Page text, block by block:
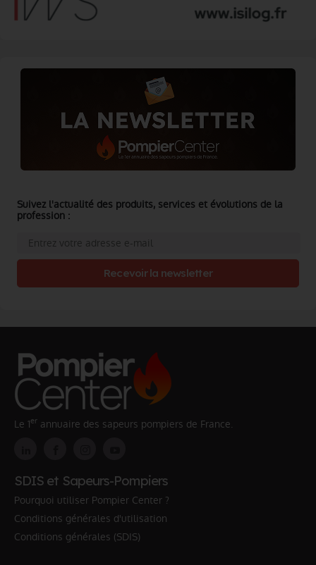
Suivez l'actualité des produits, services et évolutions de la
profession :
Recevoir la newsletter
Le 1er annuaire des sapeurs pompiers de France.
SDIS et Sapeurs-Pompiers
Pourquoi utiliser Pompier Center ?
Conditions générales d'utilisation
Conditions générales (SDIS)